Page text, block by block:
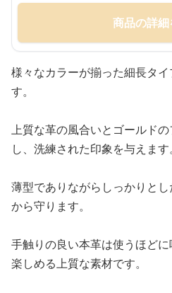
商品の詳細
様々なカラーが揃った細長タ
す。
上質な革の風合いとゴールド
し、洗練された印象を与えます。
薄型でありながらしっかりと
から守ります。
手触りの良い本革は使うほど
楽しめる上質な素材です。